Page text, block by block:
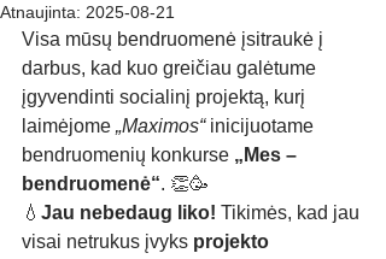
Atnaujinta: 2025-08-21
Visa mūsų bendruomenė įsitraukė į
darbus, kad kuo greičiau galėtume
įgyvendinti socialinį projektą, kurį
laimėjome „Maximos“ inicijuotame
bendruomenių konkurse „Mes –
bendruomenė“. 👏🥳
💧 Jau nebedaug liko! Tikimės, kad jau
visai netrukus įvyks projekto